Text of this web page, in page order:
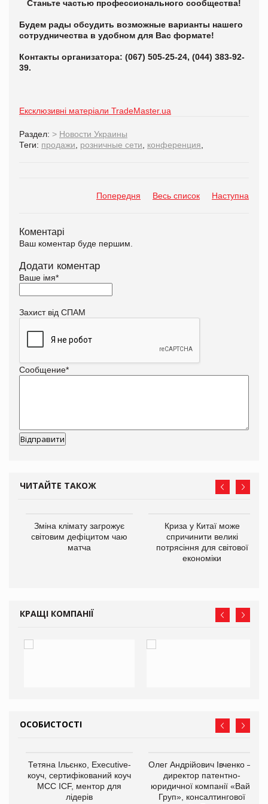
Станьте частью профессионального сообщества!
Будем рады обсудить возможные варианты нашего
сотрудничества в удобном для Вас формате!
Контакты организатора: (067) 505-25-24, (044) 383-92-
39.
Ексклюзивні матеріали TradeMaster.ua
Раздел: > Новости Украины
Теги: продажи розничные сети конференция
Попередня Весь список Наступна
Коментарі
Ваш коментар буде першим.
Додати коментар
Ваше імя*
Захист від СПАМ
Сообщение*
ЧИТАЙТЕ ТАКОЖ
Зміна клімату загрожує
світовим дефіцитом чаю
матча
Криза у Китаї може
спричинити великі
потрясіння для світової
економіки
КРАЩІ КОМПАНІЇ
ОСОБИСТОСТІ
Тетяна Ільєнко, Executive-
коуч, сертифікований коуч
МСС ICF, ментор для
лідерів
Олег Андрійович Івченко —
директор патентно-
юридичної компанії «Вайз
Груп», консалтингової